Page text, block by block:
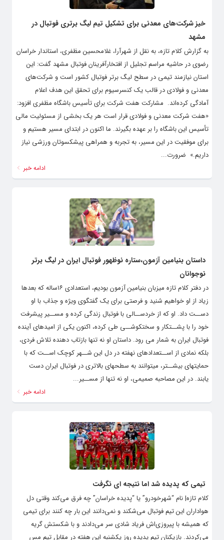
خیز شرکت‌های معدنی برای تشکیل تیم لیگ برتری فوتبال در
مشهد
به گزارش کلام تازه، به نقل از شهرآرا، غلامحسین مظفری، استاندار خراسان
رضوی در حاشیه مراسم تجلیل از افتخارآفرینان فوتبال مشهد گفت: این
استان نیازمند تیمی در سطح لیگ برتر فوتبال کشور است و شرکت‌های
معدنی و فولادی در قالب یک کنسرسیوم برای تحقق این هدف اعلام
آمادگی کرده‌اند. ‌ مشارکت هفت شرکت برای تأسیس باشگاه مظفری افزود:
«هفت شرکت معدنی و فولادی قرار است هر یک بخشی از مسئولیت مالی
تأسیس این باشگاه را بر عهده بگیرند. ما اکنون در ابتدای مسیر هستیم و
برای موفقیت در این مسیر، به تجربه و همراهی پیشکسوتان ورزشی نیاز
داریم.» ‌ ضرورت...
ادامه خبر
داستان بنیامین آزمون،ستاره نوظهور فوتبال ایران در لیگ برتر
نوجوانان
در دفتر کلام تازه میزبان بنیامین آزمون بودیم، استعدادی ۱۶ساله که بعدها
زیاد از او خواهیم شنید و فرصتی برای یک گفتگوی ویژه و جذاب با او
دســت داد. او که از خردســالی با فوتبال زندگی کرده و مســیر پیشرفت
خود را با پشــتکار و سختکوشــی طی کرده، اکنون یکی از امیدهای آینده
فوتبال ایران به شمار می رود. داستان او نه تنها بازتاب دهنده تلاش فردی،
بلکه نمادی از اســتعدادهای نهفته در دل این شــهر کوچک اســت که با
حمایتهای بیشــتر، میتوانند به سطحهای بالاتری در فوتبال ایران دست
یابند. در این مصاحبه صمیمی، او نه تنها از مســیر...
ادامه خبر
تیمی که پدیده شد اما نتیجه ای نگرفت
کلام تازه| نام “شهرخودرو” یا “پدیده خراسان” چه فرق می‌کند وقتی دل
هواداران این تیم فوتبال می‌شکند و نمی‌دانند این بار چه کنند برای تیمی
که همیشه با پیروزی‌اش فریاد شادی سر می‌دادند و با شکستش گریه
می‌کردند. بازیکنان تیم پدیده روز یکشنبه این هفته در مقابل تیم مس